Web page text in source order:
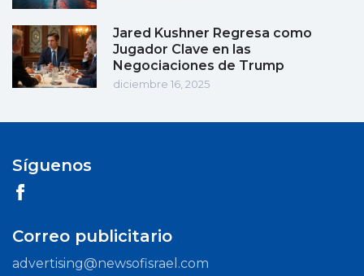
Jared Kushner Regresa como
Jugador Clave en las
Negociaciones de Trump
diciembre 16, 2025
Síguenos
Correo publicitario
advertising@newsofisrael.com